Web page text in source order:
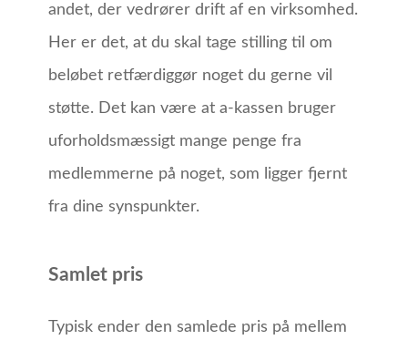
andet, der vedrører drift af en virksomhed.
Her er det, at du skal tage stilling til om
beløbet retfærdiggør noget du gerne vil
støtte. Det kan være at a-kassen bruger
uforholdsmæssigt mange penge fra
medlemmerne på noget, som ligger fjernt
fra dine synspunkter.
Samlet pris
Typisk ender den samlede pris på mellem